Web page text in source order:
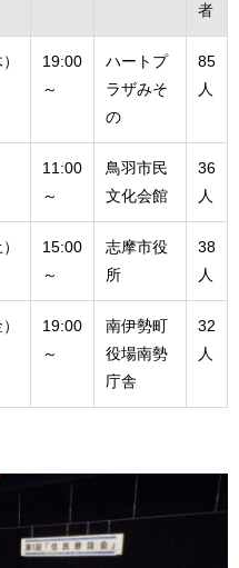
者
19:00
～
ハートプ
ラザみそ
の
85
人
11:00
～
鳥羽市民
文化会館
36
人
15:00
～
志摩市役
所
38
人
19:00
～
南伊勢町
役場南勢
庁舎
32
人